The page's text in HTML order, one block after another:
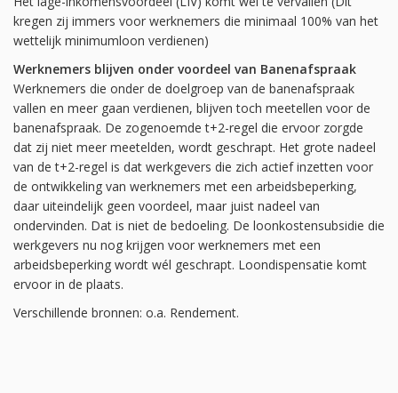
kregen zij immers voor werknemers die minimaal 100% van het
wettelijk minimumloon verdienen)
Werknemers blijven onder voordeel van Banenafspraak
Werknemers die onder de doelgroep van de banenafspraak
vallen en meer gaan verdienen, blijven toch meetellen voor de
banenafspraak. De zogenoemde t+2-regel die ervoor zorgde
dat zij niet meer meetelden, wordt geschrapt. Het grote nadeel
van de t+2-regel is dat werkgevers die zich actief inzetten voor
de ontwikkeling van werknemers met een arbeidsbeperking,
daar uiteindelijk geen voordeel, maar juist nadeel van
ondervinden. Dat is niet de bedoeling. De loonkostensubsidie die
werkgevers nu nog krijgen voor werknemers met een
arbeidsbeperking wordt wél geschrapt. Loondispensatie komt
ervoor in de plaats.
Verschillende bronnen: o.a. Rendement.